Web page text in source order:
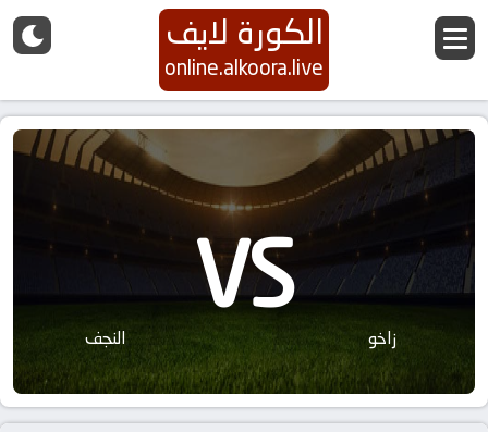
الكورة لايف
online.alkoora.live
زاخو VS النجف